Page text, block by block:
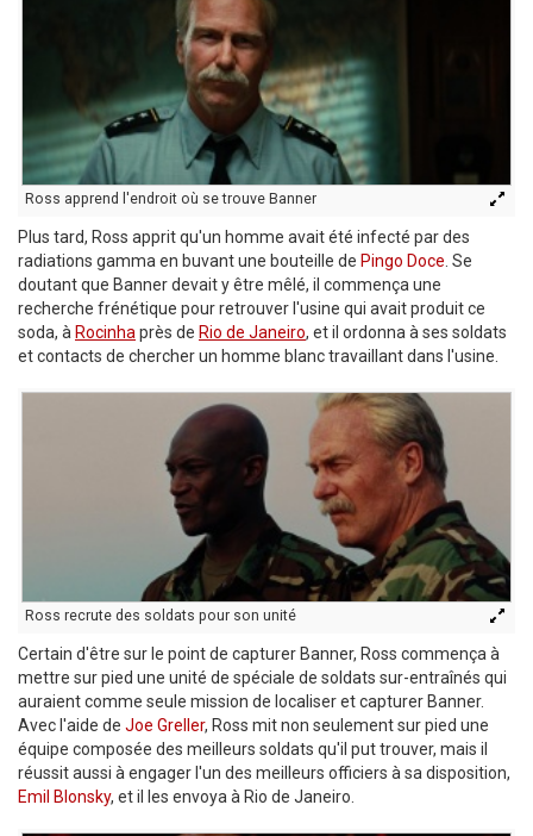
Ross apprend l'endroit où se trouve Banner
Plus tard, Ross apprit qu'un homme avait été infecté par des
radiations gamma en buvant une bouteille de Pingo Doce . Se
doutant que Banner devait y être mêlé, il commença une
recherche frénétique pour retrouver l'usine qui avait produit ce
soda, à Rocinha près de Rio de Janeiro, et il ordonna à ses soldats
et contacts de chercher un homme blanc travaillant dans l'usine.
Ross recrute des soldats pour son unité
Certain d'être sur le point de capturer Banner, Ross commença à
mettre sur pied une unité de spéciale de soldats sur-entraînés qui
auraient comme seule mission de localiser et capturer Banner.
Avec l'aide de Joe Greller, Ross mit non seulement sur pied une
équipe composée des meilleurs soldats qu'il put trouver, mais il
réussit aussi à engager l'un des meilleurs officiers à sa disposition,
Emil Blonsky, et il les envoya à Rio de Janeiro.